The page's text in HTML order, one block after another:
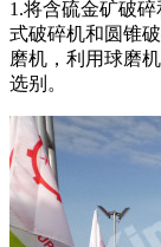
1.将含硫金矿破
式破碎机和圆锥
磨机，利用球磨
选别。